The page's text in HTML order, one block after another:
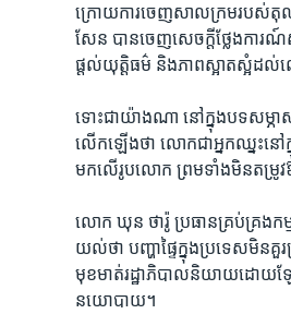
ក្រោយ​ការ​ចេញ​សាលក្រម​របស់​តុលា
សែន​ បាន​ចេញ​សេចក្តីថ្លែង​ការណ៍​
ផ្តល់​យុត្តិធម៌ និង​ភាព​ស្អាត​ស្អំ​ដ
ទោះ​ជាយ៉ាងណា​ នៅក្នុង​បទសម្ភ
លើក​ឡើង​ថា លោក​ជា​អ្នក​ឈ្នះ​នៅ
មក​លើ​រូប​លោ​ក ព្រម​ទាំង​មិន​តម្
លោក ​ឃុន ថារ៉ូ ប្រធាន​គ្រប់​គ្រង​ក
យល់​ថា​ បញ្ហាផ្ទៃក្នុង​ប្រទេស​មិន​គួរ​
មុខមាត់​រដ្ឋាភិបាល​និយាយ​ដោយ
នយោបាយ។